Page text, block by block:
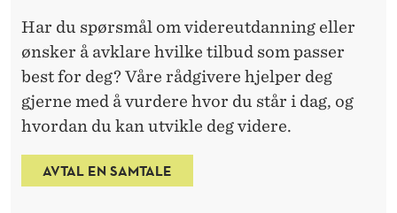
Har du spørsmål om videreutdanning eller
ønsker å avklare hvilke tilbud som passer
best for deg? Våre rådgivere hjelper deg
gjerne med å vurdere hvor du står i dag, og
hvordan du kan utvikle deg videre.
AVTAL EN SAMTALE